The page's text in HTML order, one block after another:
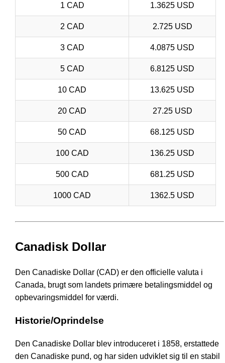
1 CAD 1.3625 USD
2 CAD 2.725 USD
3 CAD 4.0875 USD
5 CAD 6.8125 USD
10 CAD 13.625 USD
20 CAD 27.25 USD
50 CAD 68.125 USD
100 CAD 136.25 USD
500 CAD 681.25 USD
1000 CAD 1362.5 USD
Canadisk Dollar
Den Canadiske Dollar (CAD) er den officielle valuta i
Canada, brugt som landets primære betalingsmiddel og
opbevaringsmiddel for værdi.
Historie/Oprindelse
Den Canadiske Dollar blev introduceret i 1858, erstattede
den Canadiske pund, og har siden udviklet sig til en stabil